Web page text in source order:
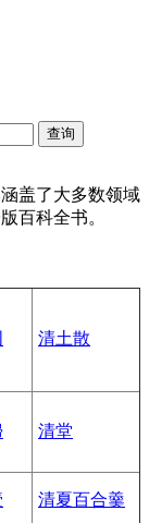
查询
盖了大多数领域
百科全书。
清土散
清堂
清夏百合羹